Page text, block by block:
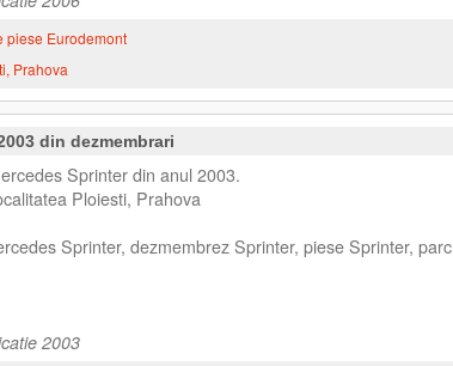
piese Eurodemont
Prahova
din dezmembrari
Sprinter din anul 2003.
Ploiesti, Prahova
Sprinter, dezmembrez Sprinter, piese Sprinter, parc
2003